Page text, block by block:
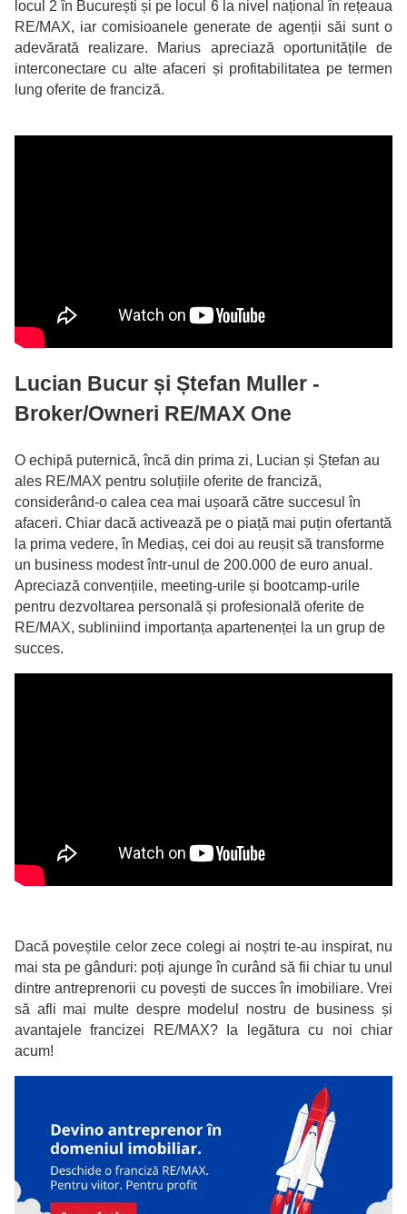
locul 2 în București și pe locul 6 la nivel național în rețeaua
RE/MAX, iar comisioanele generate de agenții săi sunt o
adevărată realizare. Marius apreciază oportunitățile de
interconectare cu alte afaceri și profitabilitatea pe termen
lung oferite de franciză.
Lucian Bucur și Ștefan Muller -
Broker/Owneri RE/MAX One
O echipă puternică, încă din prima zi, Lucian și Ștefan au
ales RE/MAX pentru soluțiile oferite de franciză,
considerând-o calea cea mai ușoară către succesul în
afaceri. Chiar dacă activează pe o piață mai puțin ofertantă
la prima vedere, în Mediaș, cei doi au reușit să transforme
un business modest într-unul de 200.000 de euro anual.
Apreciază convențiile, meeting-urile și bootcamp-urile
pentru dezvoltarea personală și profesională oferite de
RE/MAX, subliniind importanța apartenenței la un grup de
succes.
Dacă poveștile celor zece colegi ai noștri te-au inspirat, nu
mai sta pe gânduri: poți ajunge în curând să fii chiar tu unul
dintre antreprenorii cu povești de succes în imobiliare. Vrei
să afli mai multe despre modelul nostru de business și
avantajele francizei RE/MAX? Ia legătura cu noi chiar
acum!